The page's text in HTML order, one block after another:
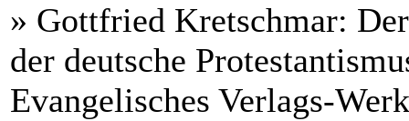
» Gottfried Kretschmar:
der deutsche
Evangelisches Verlags-